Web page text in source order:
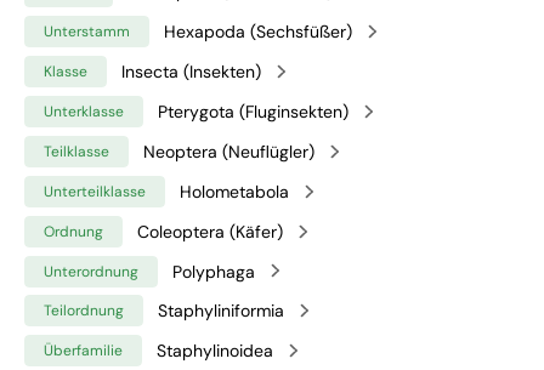
Unterstamm Hexapoda (Sechsfüßer)
Klasse Insecta (Insekten)
Unterklasse Pterygota (Fluginsekten)
Teilklasse Neoptera (Neuflügler)
Unterteilklasse Holometabola
Ordnung Coleoptera (Käfer)
Unterordnung Polyphaga
Teilordnung Staphyliniformia
Überfamilie Staphylinoidea